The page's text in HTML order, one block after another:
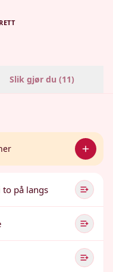
Slik gjør du (11)
på langs